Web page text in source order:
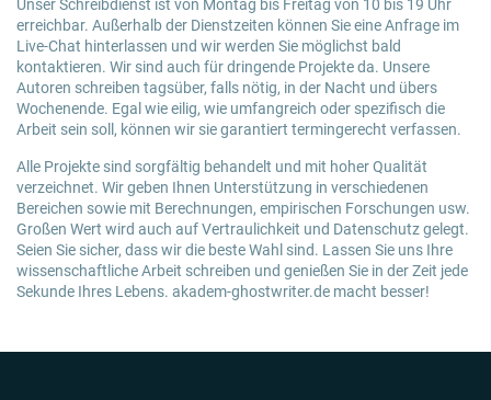
Unser Schreibdienst ist von Montag bis Freitag von 10 bis 19 Uhr
erreichbar. Außerhalb der Dienstzeiten können Sie eine Anfrage im
Live-Chat hinterlassen und wir werden Sie möglichst bald
kontaktieren. Wir sind auch für dringende Projekte da. Unsere
Autoren schreiben tagsüber, falls nötig, in der Nacht und übers
Wochenende. Egal wie eilig, wie umfangreich oder spezifisch die
Arbeit sein soll, können wir sie garantiert termingerecht verfassen.
Alle Projekte sind sorgfältig behandelt und mit hoher Qualität
verzeichnet. Wir geben Ihnen Unterstützung in verschiedenen
Bereichen sowie mit Berechnungen, empirischen Forschungen usw.
Großen Wert wird auch auf Vertraulichkeit und Datenschutz gelegt.
Seien Sie sicher, dass wir die beste Wahl sind. Lassen Sie uns Ihre
wissenschaftliche Arbeit schreiben und genießen Sie in der Zeit jede
Sekunde Ihres Lebens. akadem-ghostwriter.de macht besser!